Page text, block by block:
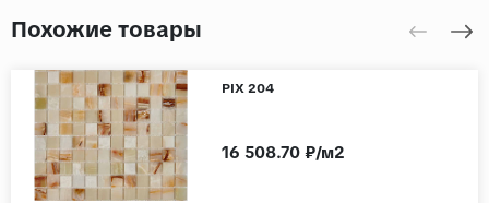
Похожие товары
PIX 204
16 508.70 ₽/м2